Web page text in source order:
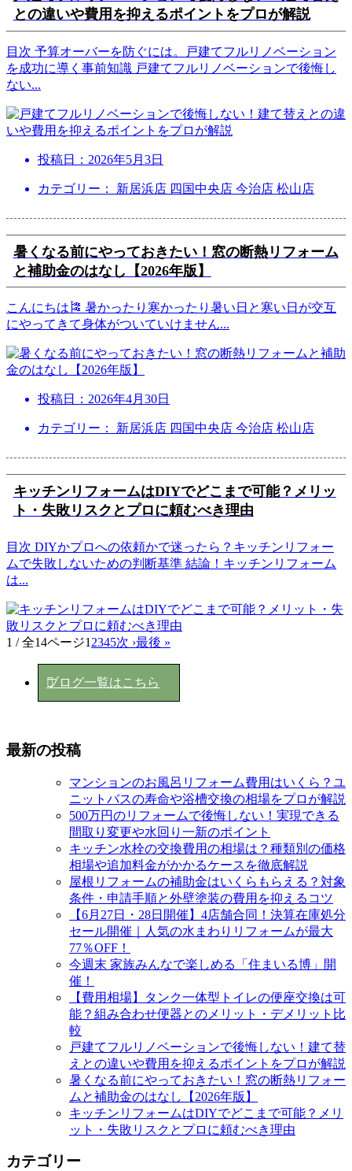
との違いや費用を抑えるポイントをプロが解説
目次 予算オーバーを防ぐには。戸建てフルリノベーション
を成功に導く事前知識 戸建てフルリノベーションで後悔し
ない...
投稿日： 2026年5月3日
カテゴリー： 新居浜店 四国中央店 今治店 松山店
暑くなる前にやっておきたい！窓の断熱リフォーム
と補助金のはなし【2026年版】
こんにちは🎏 暑かったり寒かったり暑い日と寒い日が交互
にやってきて身体がついていけません ...
投稿日： 2026年4月30日
カテゴリー： 新居浜店 四国中央店 今治店 松山店
キッチンリフォームはDIYでどこまで可能？メリッ
ト・失敗リスクとプロに頼むべき理由
目次 DIYかプロへの依頼かで迷ったら？キッチンリフォー
ムで失敗しないための判断基準 結論！キッチンリフォーム
は...
1 / 全14ページ12345次 ›最後 »
ブログ一覧はこちら
最新の投稿
マンションのお風呂リフォーム費用はいくら？ユ
ニットバスの寿命や浴槽交換の相場をプロが解説
500万円のリフォームで後悔しない！実現できる
間取り変更や水回り一新のポイント
キッチン水栓の交換費用の相場は？種類別の価格
相場や追加料金がかかるケースを徹底解説
屋根リフォームの補助金はいくらもらえる？対象
条件・申請手順と外壁塗装の費用を抑えるコツ
【6月27日・28日開催】4店舗合同！決算在庫処分
セール開催｜人気の水まわりリフォームが最大
77％OFF！
今週末 家族みんなで楽しめる「住まいる博」開
催！
【費用相場】タンク一体型トイレの便座交換は可
能？組み合わせ便器とのメリット・デメリット比
較
戸建てフルリノベーションで後悔しない！建て替
えとの違いや費用を抑えるポイントをプロが解説
暑くなる前にやっておきたい！窓の断熱リフォー
ムと補助金のはなし【2026年版】
キッチンリフォームはDIYでどこまで可能？メリ
ット・失敗リスクとプロに頼むべき理由
カテゴリー